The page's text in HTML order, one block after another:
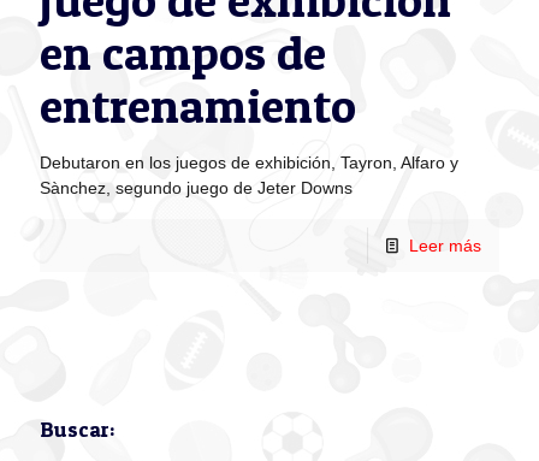
en campos de
entrenamiento
Debutaron en los juegos de exhibición, Tayron, Alfaro y
Sànchez, segundo juego de Jeter Downs
Leer más
Buscar: